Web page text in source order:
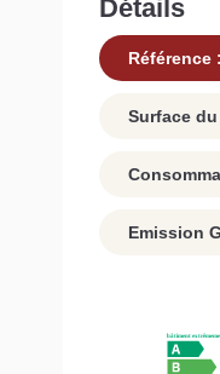
Détails
Référence :
Surface
Emission